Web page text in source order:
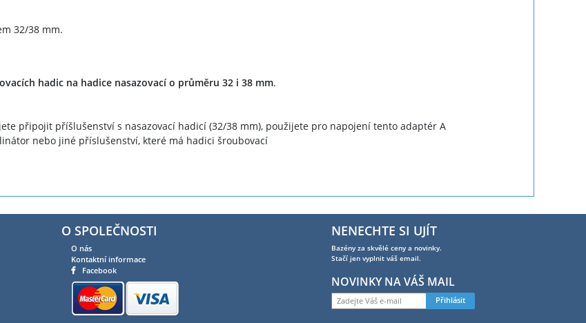
32/38 mm.
hadic na hadice nasazovací o průměru 32 i 38 mm.
připojit příšlušenství s nasazovací hadicí (32/38 mm), použijete pro napojení tento adaptér A
nebo jiné příslušenství, které má hadici šroubovací
O SPOLEČNOSTI
O nás
Kontaktní informace
Facebook
NENECHTE SI UJÍT
Bazény za skvělé ceny a novinky.
Stačí jen vyplnit váš email.
NOVINKY NA VÁŠ MAIL
Přihlásit